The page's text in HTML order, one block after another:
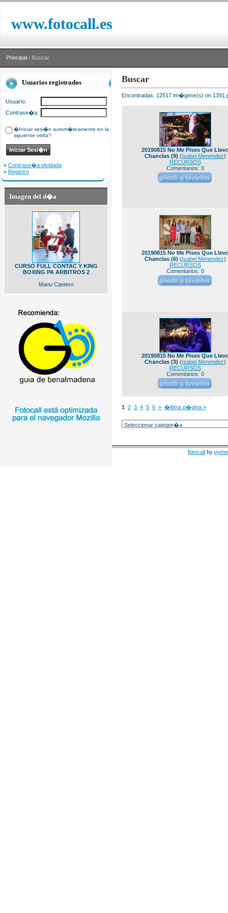
www.fotocall.es
Principal / Buscar
Usuarios registrados
Usuario:
Contrase�a:
�Iniciar sesi�n autom�ticamente en la
siguiente visita?
» Contrase�a olvidada
» Registro
Imagen del d�a
CURSO FULL CONTAC Y KING
BOXING PA ARBITROS 2
Manu Cantero
Buscar
Encontradas: 12517 im�gene(s) on
20190815 No Me Pises Que
Chanclas (9) (Isabel Menendez)
RECURSOS
Comentarios: 0
20190815 No Me Pises Que
Chanclas (6) (Isabel Menendez)
RECURSOS
Comentarios: 0
20190815 No Me Pises Que
Chanclas (3) (Isabel Menendez)
RECURSOS
Comentarios: 0
1 2 3 4 5 6 » �ltima p�gina »
fotocall by